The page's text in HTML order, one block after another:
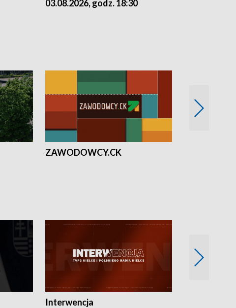
03.08.2026, godz. 18:30
ZAWODOWCY.CK
Interwencja